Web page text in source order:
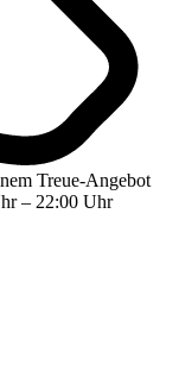
Treue-Angebot
– 22:00 Uhr